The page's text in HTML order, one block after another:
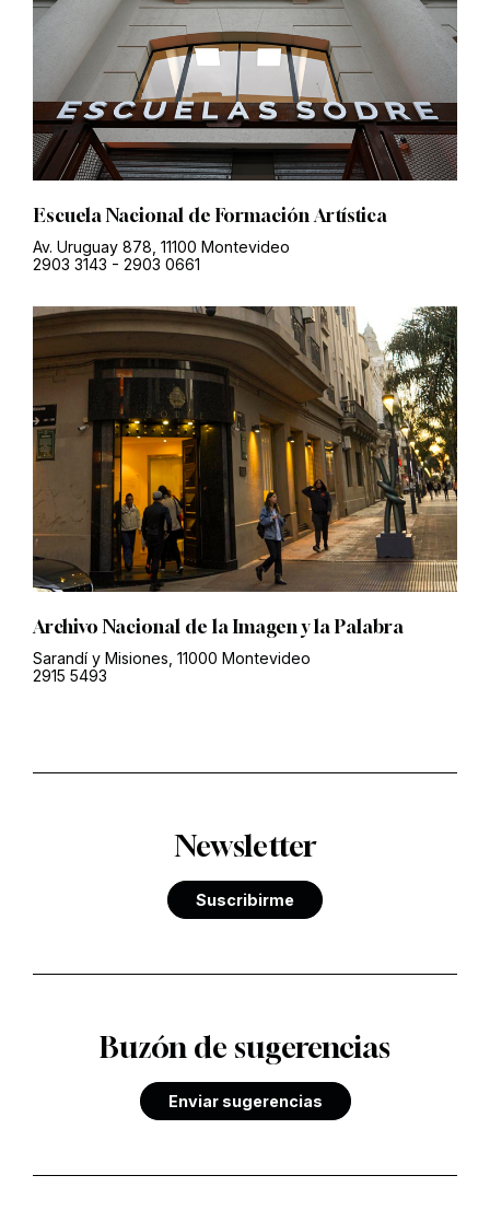
Escuela Nacional de Formación Artística
Av. Uruguay 878, 11100 Montevideo
2903 3143 - 2903 0661
Archivo Nacional de la Imagen y la Palabra
Sarandí y Misiones, 11000 Montevideo
2915 5493
Newsletter
Suscribirme
Buzón de sugerencias
Enviar sugerencias